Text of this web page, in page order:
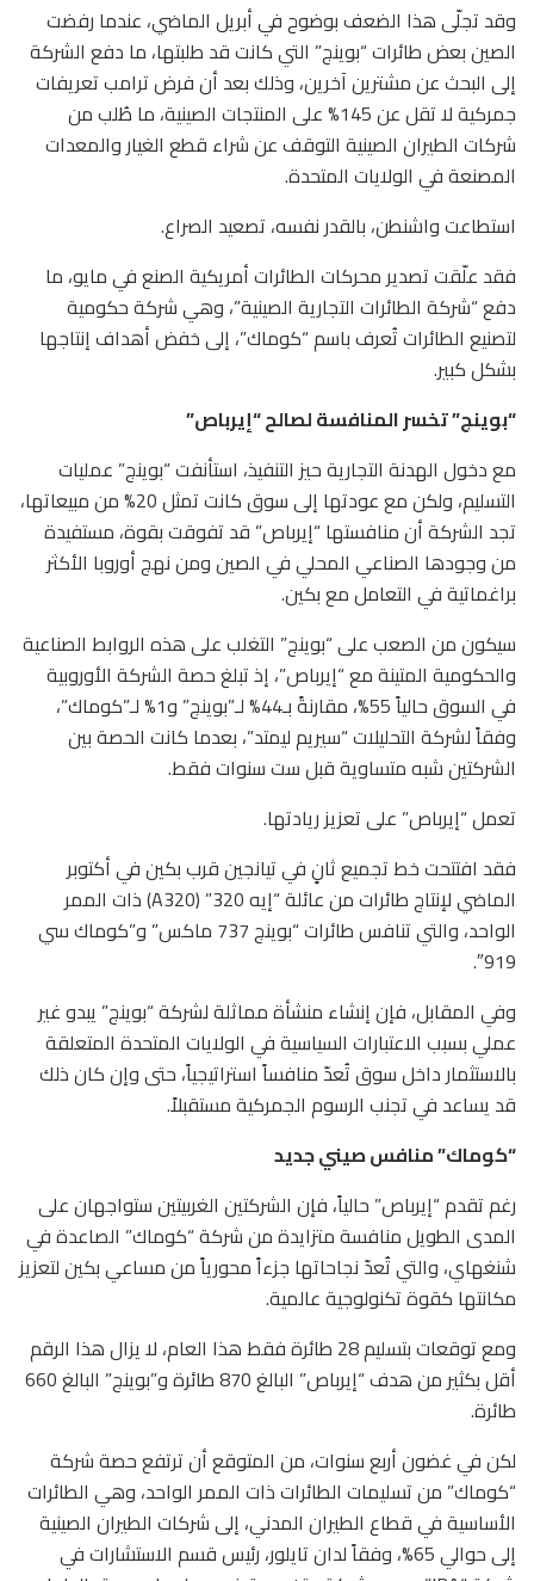
وقد تجلّى هذا الضعف بوضوح في أبريل الماضي، عندما رفضت
الصين بعض طائرات “بوينج” التي كانت قد طلبتها، ما دفع الشركة
إلى البحث عن مشترين آخرين، وذلك بعد أن فرض ترامب تعريفات
جمركية لا تقل عن 145% على المنتجات الصينية، ما طُلب من
شركات الطيران الصينية التوقف عن شراء قطع الغيار والمعدات
المصنعة في الولايات المتحدة.
استطاعت واشنطن، بالقدر نفسه، تصعيد الصراع.
فقد علّقت تصدير محركات الطائرات أمريكية الصنع في مايو، ما
دفع “شركة الطائرات التجارية الصينية”، وهي شركة حكومية
لتصنيع الطائرات تُعرف باسم “كوماك”، إلى خفض أهداف إنتاجها
بشكل كبير.
“بوينج” تخسر المنافسة لصالح “إيرباص”
مع دخول الهدنة التجارية حيز التنفيذ، استأنفت “بوينج” عمليات
التسليم، ولكن مع عودتها إلى سوق كانت تمثل 20% من مبيعاتها،
تجد الشركة أن منافستها “إيرباص” قد تفوقت بقوة، مستفيدة
من وجودها الصناعي المحلي في الصين ومن نهج أوروبا الأكثر
براغماتية في التعامل مع بكين.
سيكون من الصعب على “بوينج” التغلب على هذه الروابط الصناعية
والحكومية المتينة مع “إيرباص”، إذ تبلغ حصة الشركة الأوروبية
في السوق حالياً 55%، مقارنةً بـ44% لـ”بوينج” و1% لـ”كوماك”،
وفقاً لشركة التحليلات “سيريم ليمتد”، بعدما كانت الحصة بين
الشركتين شبه متساوية قبل ست سنوات فقط.
تعمل “إيرباص” على تعزيز ريادتها.
فقد افتتحت خط تجميع ثانٍ في تيانجين قرب بكين في أكتوبر
الماضي لإنتاج طائرات من عائلة “إيه 320” (A320) ذات الممر
الواحد، والتي تنافس طائرات “بوينج 737 ماكس” و”كوماك سي
919″.
وفي المقابل، فإن إنشاء منشأة مماثلة لشركة “بوينج” يبدو غير
عملي بسبب الاعتبارات السياسية في الولايات المتحدة المتعلقة
بالاستثمار داخل سوق تُعدّ منافساً استراتيجياً، حتى وإن كان ذلك
قد يساعد في تجنب الرسوم الجمركية مستقبلاً.
“كوماك” منافس صيني جديد
رغم تقدم “إيرباص” حالياً، فإن الشركتين الغربيتين ستواجهان على
المدى الطويل منافسة متزايدة من شركة “كوماك” الصاعدة في
شنغهاي، والتي تُعدّ نجاحاتها جزءاً محورياً من مساعي بكين لتعزيز
مكانتها كقوة تكنولوجية عالمية.
ومع توقعات بتسليم 28 طائرة فقط هذا العام، لا يزال هذا الرقم
أقل بكثير من هدف “إيرباص” البالغ 870 طائرة و”بوينج” البالغ 660
طائرة.
لكن في غضون أربع سنوات، من المتوقع أن ترتفع حصة شركة
“كوماك” من تسليمات الطائرات ذات الممر الواحد، وهي الطائرات
الأساسية في قطاع الطيران المدني، إلى شركات الطيران الصينية
إلى حوالي 65%، وفقاً لدان تايلور، رئيس قسم الاستشارات في